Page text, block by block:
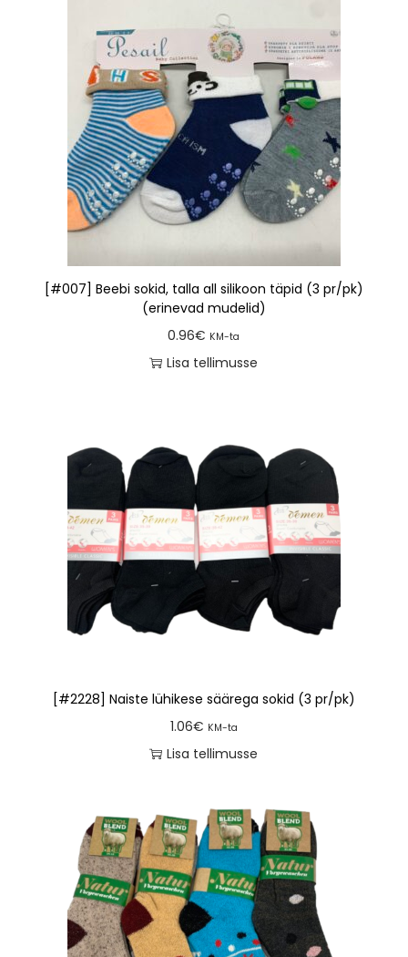
[#007] Beebi sokid, talla all silikoon täpid (3 pr/pk)
(erinevad mudelid)
0.96€ KM-ta
Lisa tellimusse
[#2228] Naiste lühikese säärega sokid (3 pr/pk)
1.06€ KM-ta
Lisa tellimusse